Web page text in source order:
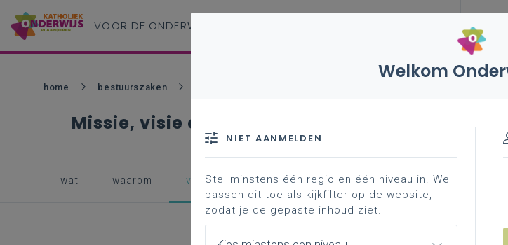
VOOR DE ONDERWIJS
home bestuurszaken
Missie, visie en kernwaarden
wat waarom van waaruit hoe inspirerende voorbeelden
Welkom
NIET AANMELDEN
Stel minstens één regio en één niveau in. We
passen dit toe als kijkfilter op de website,
zodat je de gepaste inhoud ziet.